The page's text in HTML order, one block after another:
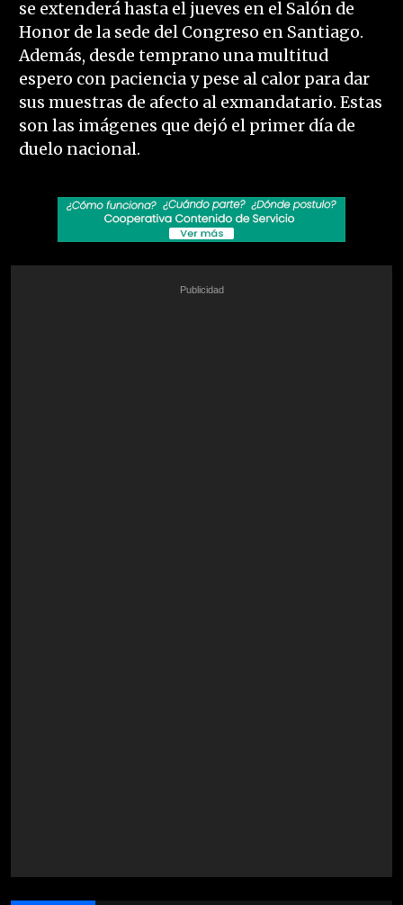
se extenderá hasta el jueves en el Salón de
Honor de la sede del Congreso en Santiago.
Además, desde temprano una multitud
espero con paciencia y pese al calor para dar
sus muestras de afecto al exmandatario. Estas
son las imágenes que dejó el primer día de
duelo nacional.